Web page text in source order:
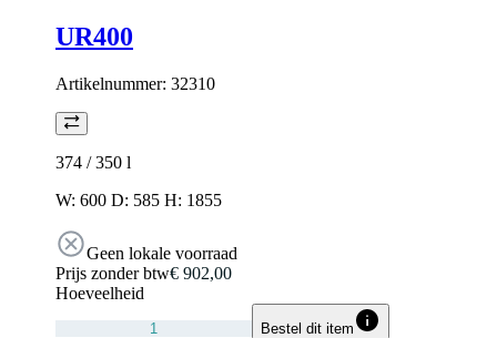
UR400
Artikelnummer: 32310
374 / 350 l
W: 600 D: 585 H: 1855
Geen lokale voorraad
Prijs zonder btw€ 902,00
Hoeveelheid
Bestel dit item